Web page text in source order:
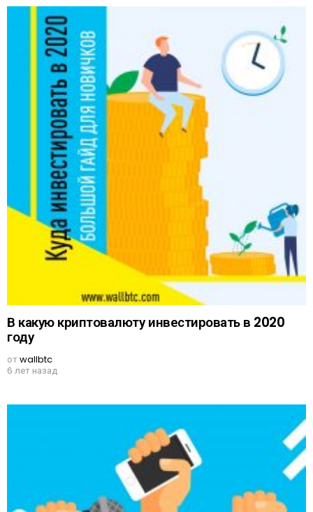
В какую криптовалюту инвестировать в 2020
году
отwallbtc
6 лет назад